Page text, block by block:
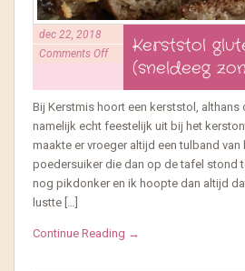
dec 22, 2018
Comments Off
Kerststol
(sneldeeg
Bij Kerstmis hoort een kerststol, althans
namelijk echt feestelijk uit bij het
maakte er vroeger altijd een tulband
poedersuiker die dan op de tafel stond
nog pikdonker en ik hoopte dan altijd
lustte […]
Continue Reading →